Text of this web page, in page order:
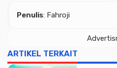
Penulis: Fahroji
ARTIKEL TERKAIT